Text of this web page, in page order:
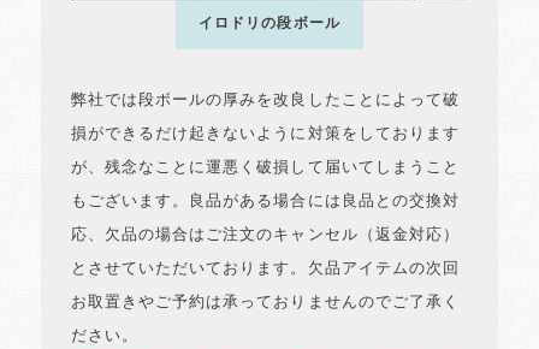
イロドリの段ボール
弊社では段ボールの厚みを改良したことによって破
損ができるだけ起きないように対策をしております
が、残念なことに運悪く破損して届いてしまうこと
もございます。良品がある場合には良品との交換対
応、欠品の場合はご注文のキャンセル（返金対応）
とさせていただいております。欠品アイテムの次回
お取置きやご予約は承っておりませんのでご了承く
ださい。